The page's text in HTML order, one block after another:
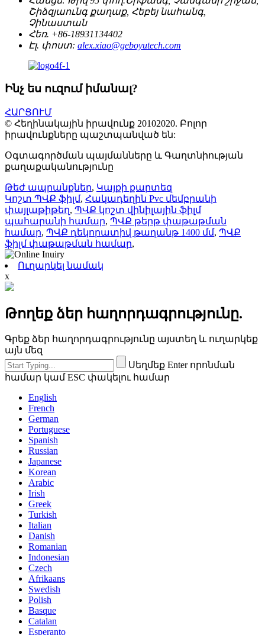
Շիձզյաունգ քաղաք, Հեբեյ նահանգ,
Չինաստան
Հեռ. +86-18931134402
Էլ. փոստ: alex.xiao@geboyutech.com
Ինչ ես ուզում իմանալ?
ՀԱՐՑՈՒՄ
© Հեղինակային իրավունք 20102020. Բոլոր
իրավունքները պաշտպանված են:
Օգտագործման պայմանները և Գաղտնիության
քաղաքականությունը
Թեժ ապրանքներ, Կայքի քարտեզ
Կոշտ ՊՎՔ ֆիլմ, Հակադեղին Pvc մեմբրանի
փայլաթիթեղ, ՊՎՔ կոշտ վինիլային ֆիլմ
պահարանի համար, ՊՎՔ թերթ փաթաթման
համար, ՊՎՔ դեկորատիվ թաղանթ 1400 մմ, ՊՎՔ
ֆիլմ փաթաթման համար,
Ուղարկել նամակ
x
Թողեք ձեր հաղորդագրությունը.
Գրեք ձեր հաղորդագրությունը այստեղ և ուղարկեք
այն մեզ
Սեղմեք Enter որոնման
համար կամ ESC փակելու համար
English
French
German
Portuguese
Spanish
Russian
Japanese
Korean
Arabic
Irish
Greek
Turkish
Italian
Danish
Romanian
Indonesian
Czech
Afrikaans
Swedish
Polish
Basque
Catalan
Esperanto